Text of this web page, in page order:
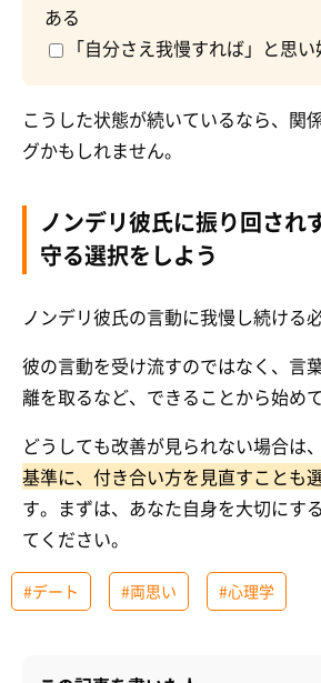
ある
「自分さえ我慢すれば」と思
こうした状態が続いているなら、関
グかもしれません。
ノンデリ彼氏に振り回され
守る選択をしよう
ノンデリ彼氏の言動に我慢し続ける
彼の言動を受け流すのではなく、言
離を取るなど、できることから始め
どうしても改善が見られない場合は、
基準に、付き合い方を見直すことも
す。まずは、あなた自身を大切にす
てください。
#デート #両思い #心理学